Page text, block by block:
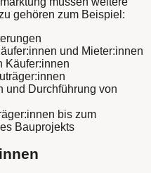
gehören zum Beispiel:
und Mieter:innen
Käufer:innen
und Durchführung von
bis zum
Bauprojekts